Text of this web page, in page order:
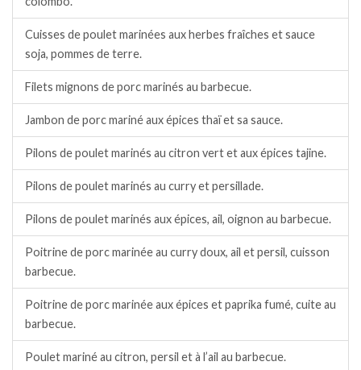
Cuisses de poulet marinées aux herbes fraîches et sauce
soja, pommes de terre.
Filets mignons de porc marinés au barbecue.
Jambon de porc mariné aux épices thaï et sa sauce.
Pilons de poulet marinés au citron vert et aux épices tajine.
Pilons de poulet marinés au curry et persillade.
Pilons de poulet marinés aux épices, ail, oignon au barbecue.
Poitrine de porc marinée au curry doux, ail et persil, cuisson
barbecue.
Poitrine de porc marinée aux épices et paprika fumé, cuite au
barbecue.
Poulet mariné au citron, persil et à l’ail au barbecue.